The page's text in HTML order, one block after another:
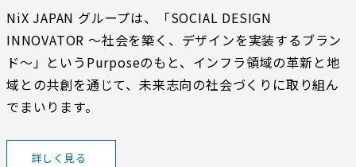
NiX JAPAN グループは、
「SOCIAL DESIGN
INNOVATOR ～社会を築く、デザインを実装するブラン
ド～」 というPurposeのもと、インフラ領域の革新と地
域との共創を通じて、未来志向の社会づくりに取り組ん
でまいります。
詳しく見る